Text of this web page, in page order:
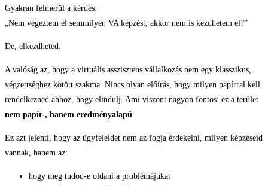
Gyakran felmerül a kérdés:
„Nem végeztem el semmilyen VA képzést, akkor nem is kezdhetem el?”
De, elkezdheted.
A valóság az, hogy a virtuális asszisztens vállalkozás nem egy klasszikus,
végzettséghez kötött szakma. Nincs olyan előírás, hogy milyen papírral kell
rendelkezned ahhoz, hogy elindulj. Ami viszont nagyon fontos: ez a terület
nem papír-, hanem eredményalapú.
Ez azt jelenti, hogy az ügyfeleidet nem az fogja érdekelni, milyen képzéseid
vannak, hanem az:
hogy meg tudod-e oldani a problémájukat